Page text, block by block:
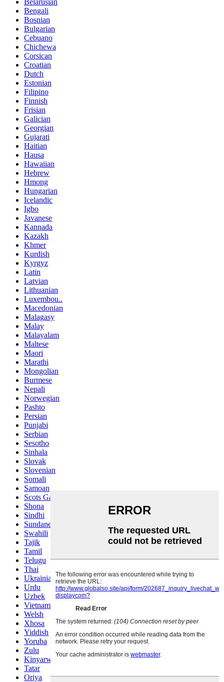
Belarusian
Bengali
Bosnian
Bulgarian
Cebuano
Chichewa
Corsican
Croatian
Dutch
Estonian
Filipino
Finnish
Frisian
Galician
Georgian
Gujarati
Haitian
Hausa
Hawaiian
Hebrew
Hmong
Hungarian
Icelandic
Igbo
Javanese
Kannada
Kazakh
Khmer
Kurdish
Kyrgyz
Latin
Latvian
Lithuanian
Luxembou..
Macedonian
Malagasy
Malay
Malayalam
Maltese
Maori
Marathi
Mongolian
Burmese
Nepali
Norwegian
Pashto
Persian
Punjabi
Serbian
Sesotho
Sinhala
Slovak
Slovenian
Somali
Samoan
Scots Gaelic
Shona
Sindhi
Sundanese
Swahili
Tajik
Tamil
Telugu
Thai
Ukrainian
Urdu
Uzbek
Vietnamese
Welsh
Xhosa
Yiddish
Yoruba
Zulu
Kinyarwanda
Tatar
Oriya